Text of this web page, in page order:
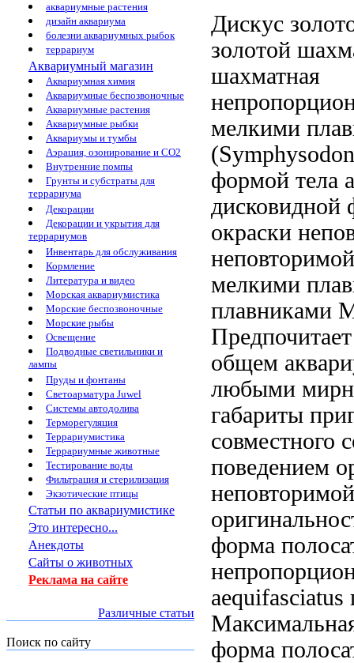
аквариумные растения
дизайн аквариума
болезни аквариумных рыбок
террариум
Аквариумный магазин
Аквариумная химия
Аквариумные беспозвоночные
Аквариумные растения
Аквариумные рыбки
Аквариумы и тумбы
Аэрация, озонирование и CO2
Внутренние помпы
Грунты и субстраты для
террариума
Декорации
Декорации и укрытия для
террариумов
Инвентарь для обслуживания
Кормление
Литература и видео
Морская аквариумистика
Морские беспозвоночные
Морские рыбы
Освещение
Подводные светильники и
лампы
Пруды и фонтаны
Светоарматура Juwel
Системы автодолива
Терморегуляция
Террариумистика
Террариумные животные
Тестирование воды
Фильтрация и стерилизация
Экзотические птицы
Статьи по аквариумистике
Это интересно...
Анекдоты
Сайты о животных
Реклама на сайте
Различные статьи
Поиск по сайту
Дискус
золотой
шахматная
мелкими
формой тела
дисковидной
окраски
мелкими
плавниками
общем
любыми
габариты
совместного
поведением
форма
aequifasciatus
форма